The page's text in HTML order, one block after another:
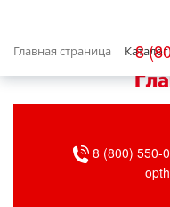
8
Главная страница Каталог
БЫТОВАЯ ТЕХНИКА
ВЕНТИЛЯЦИЯ8 (800) 550-